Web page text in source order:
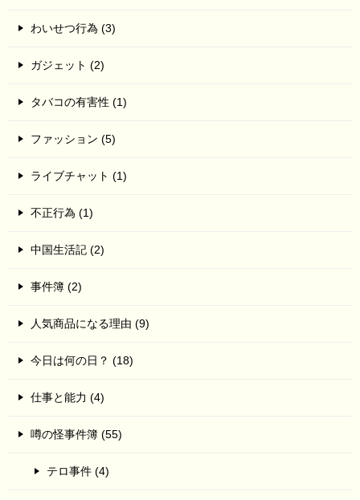
わいせつ行為 (3)
ガジェット (2)
タバコの有害性 (1)
ファッション (5)
ライブチャット (1)
不正行為 (1)
中国生活記 (2)
事件簿 (2)
人気商品になる理由 (9)
今日は何の日？ (18)
仕事と能力 (4)
噂の怪事件簿 (55)
テロ事件 (4)